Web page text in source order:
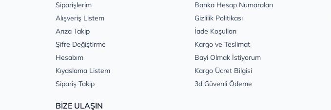
Siparişlerim
Alışveriş Listem
Arıza Takip
Şifre Değiştirme
Hesabım
Kıyaslama Listem
Sipariş Takip
Banka Hesap Numaraları
Gizlilik Politikası
İade Koşulları
Kargo ve Teslimat
Bayi Olmak İstiyorum
Kargo Ücret Bilgisi
3d Güvenli Ödeme
BİZE ULAŞIN